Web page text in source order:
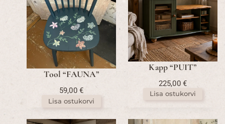
Tool “FAUNA”
59,00€
Lisa ostukorvi
Kapp “PUIT”
225,00€
Lisa ostukorvi